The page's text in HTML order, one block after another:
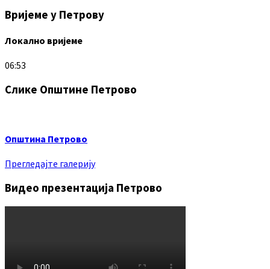
Вријеме у Петрову
Локално вријеме
06:53
Слике Општине Петрово
Општина Петрово
Прегледајте галерију
Видео презентација Петрово